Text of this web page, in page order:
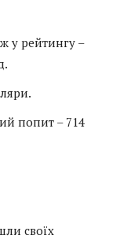
у рейтингу –
попит – 714
своїх